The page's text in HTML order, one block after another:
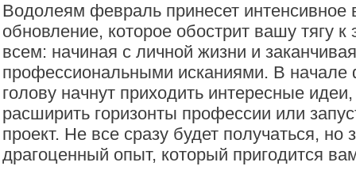
Водолеям февраль принесет интенсивное
обновление, которое обострит вашу тягу
всем: начиная с личной жизни и заканчивая
профессиональными исканиями. В
голову начнут приходить интересные
расширить горизонты профессии или
проект. Не все сразу будет получаться, но
драгоценный опыт, который пригодится